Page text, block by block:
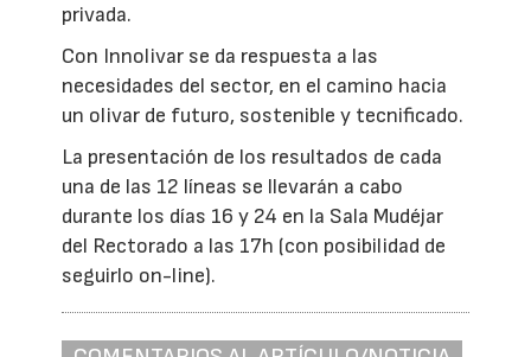
privada.
Con Innolivar se da respuesta a las
necesidades del sector, en el camino hacia
un olivar de futuro, sostenible y tecnificado.
La presentación de los resultados de cada
una de las 12 líneas se llevarán a cabo
durante los días 16 y 24 en la Sala Mudéjar
del Rectorado a las 17h (con posibilidad de
seguirlo on-line).